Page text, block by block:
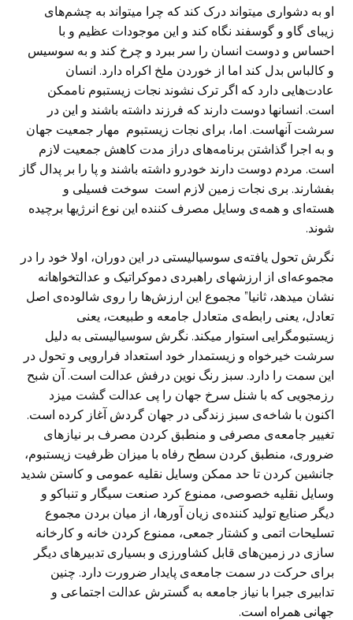
او به دشواری میتواند درک کند که چرا میتواند به چشم‌های
زیبای گاو و گوسفند نگاه کند و این موجودات عظیم و با
احساس و دوست انسان را سر ببرد و چرخ کند و به سوسیس
و کالباس بدل کند اما از خوردن ملخ اکراه دارد. انسان
عادت‌هایی دارد که اگر ترک نشوند نجات زیستبوم ناممکن
است. انسانها دوست دارند که فرزند داشته باشند و این در
سرشت آنهاست. اما، برای نجات زیستبوم مهار جمعیت جهان
و به اجرا گذاشتن برنامه‌های دراز مدت کاهش جمعیت لازم
است. مردم دوست دارند خودرو داشته باشند و پا را بر پدال گاز
بفشارند. بری نجات زمین لازم است سوخت فسیلی و
هسته‌ای و همه‌ی وسایل مصرف کننده این نوع انرژیها برچیده
شوند.
نگرش تحول یافته‌ی سوسیالیستی در این دوران، اولا خود را در
مجموعه‌ا‌ی از ارزشهای راهبردی دموکراتیک و عدالتخواهانه
نشان میدهد، ثانیا” مجموع این ارزش‌ها را روی شالوده‌ی اصل
تعادل، یعنی رابطه‌ی متعادل جامعه و طبیعت، یعنی
زیستبومگرایی استوار میکند. نگرش سوسیالیستی به دلیل
سرشت خیرخواه و زیستمدار خود استعداد فرارویی و تحول در
این سمت را دارد. سبز رنگ نوین درفش عدالت است. آن شبح
رزمجویی که با شنل سرخ جهان را پی عدالت گشت میزد
اکنون با شاخه‌ی سبز زندگی در جهان گردش آغاز کرده است.
تغییر جامعه‌ی مصرفی و منطبق کردن مصرف بر نیازهای
ضروری، منطبق کردن سطح رفاه با میزان ظرفیت زیستبوم،
جانشین کردن تا حد ممکن وسایل نقلیه عمومی و کاستن شدید
وسایل نقلیه خصوصی، ممنوع کرد صنعت سیگار و تنباکو و
دیگر صنایع تولید کننده‌ی زیان آورها، از میان بردن مجموع
تسلیحات اتمی و کشتار جمعی، ممنوع کردن خانه و کارخانه
سازی در زمین‌های قابل کشاورزی و بسیاری تدبیرهای دیگر
برای حرکت در سمت جامعه‌ی پایدار ضرورت دارد. چنین
تدابیری جبرا با نیاز جامعه به گسترش عدالت اجتماعی و
جهانی همراه است.